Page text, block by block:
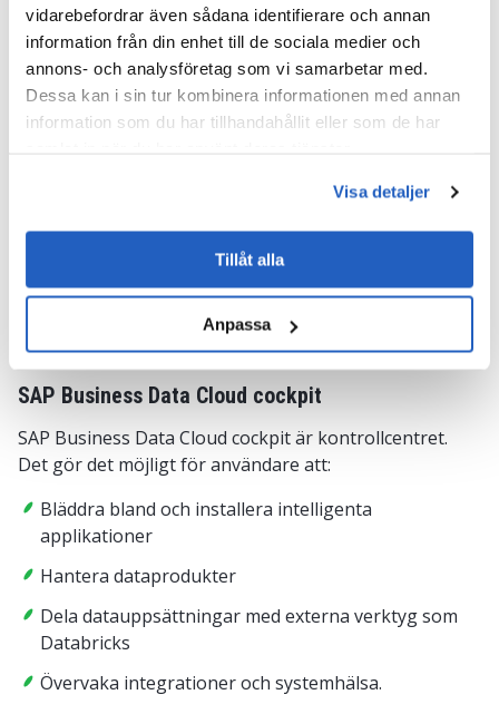
vidarebefordrar även sådana identifierare och annan
information från din enhet till de sociala medier och
annons- och analysföretag som vi samarbetar med.
Dessa kan i sin tur kombinera informationen med annan
information som du har tillhandahållit eller som de har
Visa detaljer
Tillåt alla
Anpassa
Datamodeller: Dessa dataset organiseras i
semantiska vyer, tabeller och dataflöden som
definierar affärslogiken.
Instrumentpaneler
: Det översta lagret levererar
SAP hanterar alla bakgrundsprocesser, t.ex.
datasynkronisering eller visualisering. Detta gör
applikationerna särskilt användbara för affärsteam
som behöver insikter utan att behöva navigera i
tekniska inställningar.
SAP Business Data Cloud cockpit
SAP Business Data Cloud cockpit är kontrollcentret.
Det gör det möjligt för användare att:
Bläddra bland och installera intelligenta
applikationer
Hantera dataprodukter
Dela datauppsättningar med externa verktyg som
Databricks
Övervaka integrationer och systemhälsa.